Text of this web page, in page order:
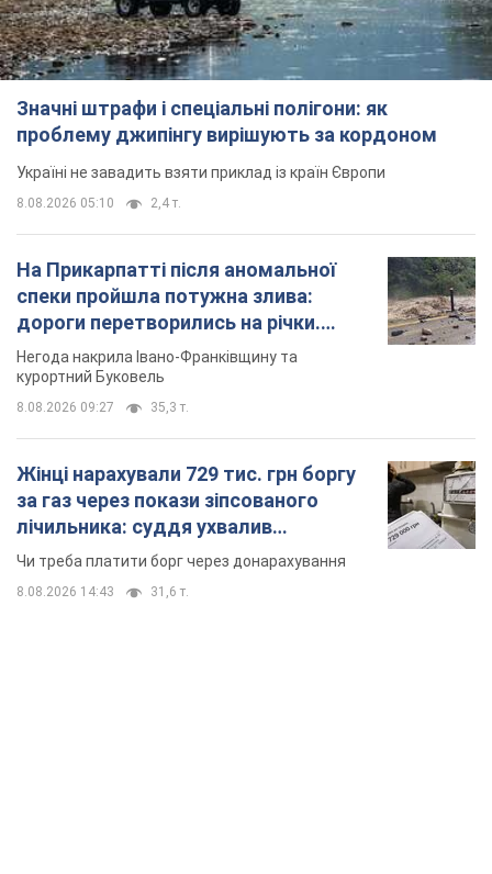
На Прикарпатті після аномальної
спеки пройшла потужна злива:
дороги перетворились на річки.
Відео
Негода накрила Івано-Франківщину та
Жінці нарахували 729 тис. грн боргу
за газ через покази зіпсованого
лічильника: суддя ухвалив
неочікуване рішення
8.08.2026 14:43 31,6 т.